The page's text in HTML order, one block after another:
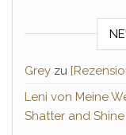
Grey zu
Leni von Meine
Shatter and Shine